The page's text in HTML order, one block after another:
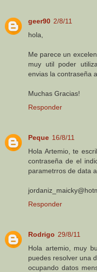
geer90 2/8/11
hola,
Me parece un
muy util poder
envias la contraseña
Muchas Gracias!
Responder
Peque 16/8/11
Hola Artemio, te
contraseña de el
parametrros de data
Responder
Rodrigo 29/8/11
Hola artemio, muy
puedes resolver una
ocupando datos